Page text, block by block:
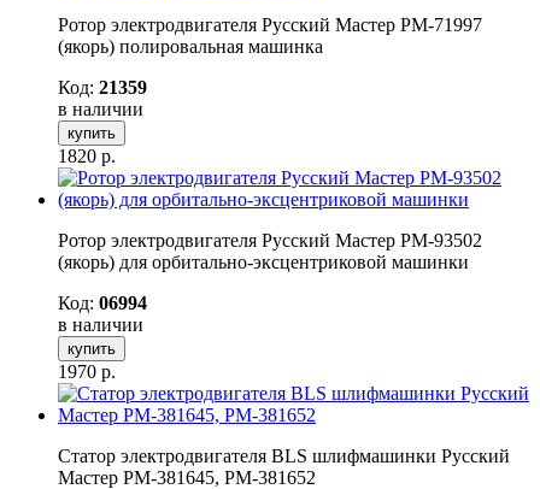
Ротор электродвигателя Русский Мастер РМ-71997
(якорь) полировальная машинка
Код: 21359
в наличии
купить
1820 р.
Ротор электродвигателя Русский Мастер РМ-93502
(якорь) для орбитально-эксцентриковой машинки
Код: 06994
в наличии
купить
1970 р.
Статор электродвигателя BLS шлифмашинки Русский
Мастер РМ-381645, РМ-381652